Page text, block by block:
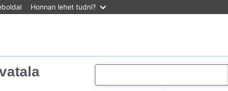
Honnan lehet tudni?
e